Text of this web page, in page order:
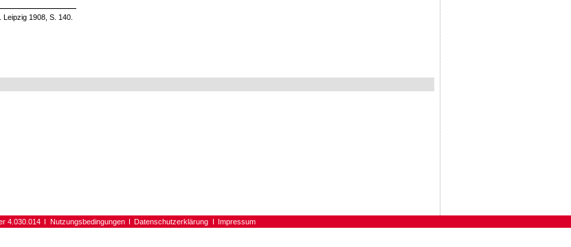
1908, S. 140.
4.030.014 Nutzungsbedingungen Datenschutzerklärung Impressum